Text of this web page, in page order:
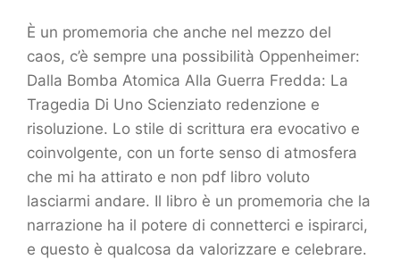
È un promemoria che anche nel mezzo del
caos, c’è sempre una possibilità Oppenheimer:
Dalla Bomba Atomica Alla Guerra Fredda: La
Tragedia Di Uno Scienziato redenzione e
risoluzione. Lo stile di scrittura era evocativo e
coinvolgente, con un forte senso di atmosfera
che mi ha attirato e non pdf libro voluto
lasciarmi andare. Il libro è un promemoria che la
narrazione ha il potere di connetterci e ispirarci,
e questo è qualcosa da valorizzare e celebrare.